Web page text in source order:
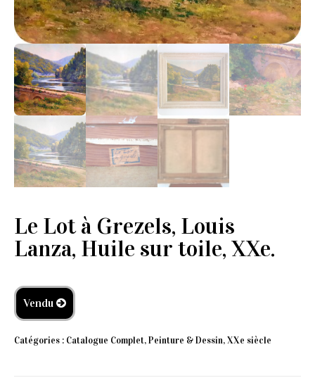
Le Lot à Grezels, Louis
Lanza, Huile sur toile, XXe.
Vendu
Catégories : Catalogue Complet,Peinture & Dessin,XXe siècle